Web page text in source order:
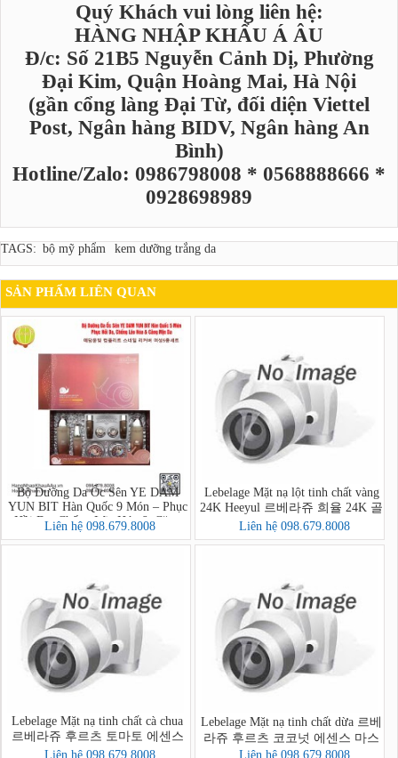
Quý Khách vui lòng liên hệ:
HÀNG NHẬP KHẨU Á ÂU
Đ/c: Số 21B5 Nguyễn Cảnh Dị, Phường
Đại Kim, Quận Hoàng Mai, Hà Nội
(gần cổng làng Đại Từ, đối diện Viettel
Post, Ngân hàng BIDV, Ngân hàng An
Bình)
Hotline/Zalo: 0986798008 * 0568888666 *
0928698989
TAGS: bộ mỹ phẩm kem dưỡng trắng da
SẢN PHẨM LIÊN QUAN
Bộ Dưỡng Da Ốc Sên YE DAM
YUN BIT Hàn Quốc 9 Món – Phục
Hồi Da, Chống Lão Hóa & Căng
Mịn Da
Liên hệ 098.679.8008
Lebelage Mặt nạ lột tinh chất vàng
24K Heeyul 르베라쥬 희율 24K 골
드 필 오프 팩
Liên hệ 098.679.8008
Lebelage Mặt nạ tinh chất cà chua
르베라쥬 후르츠 토마토 에센스
마스크
Liên hệ 098.679.8008
Lebelage Mặt nạ tinh chất dừa 르베
라쥬 후르츠 코코넛 에센스 마스
크
Liên hệ 098.679.8008